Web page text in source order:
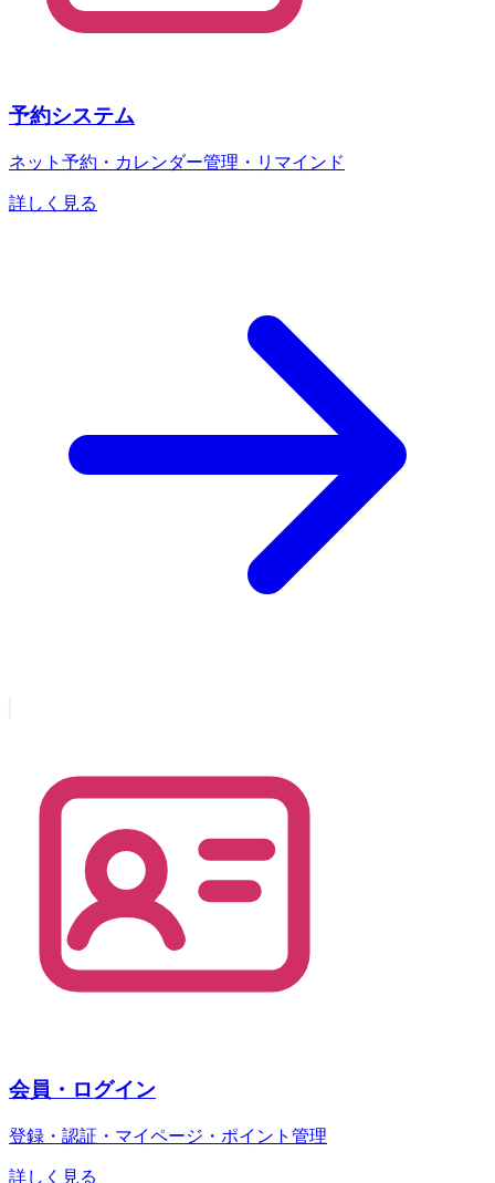
予約システム
ネット予約・カレンダー管理・リマインド
詳しく見る
会員・ログイン
登録・認証・マイページ・ポイント管理
詳しく見る